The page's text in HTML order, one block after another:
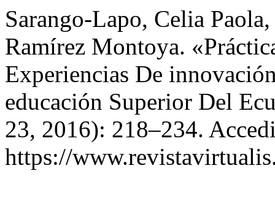
Sarango-Lapo, Celia
Ramírez Montoya.
Experiencias De
educación Superior Del
23, 2016): 218–234.
https://